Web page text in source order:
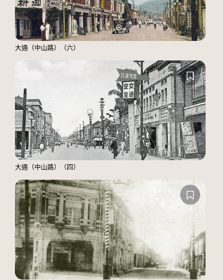
大通（中山路）（六）
大通（中山路）（四）